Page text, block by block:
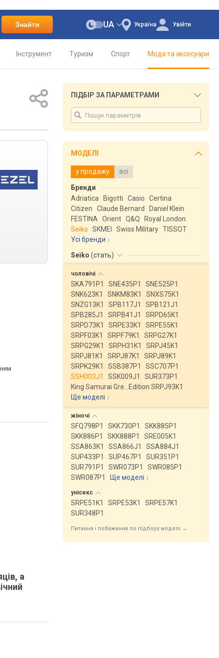
Знайти Україна
UA Увійти
Інструмент Туризм Спорт Мода та аксесуари
а
ПІДБІР ЗА ПАРАМЕТРАМИ
МОДЕЛІ
у продажу всі
Бренди
Adriatica
Bigotti Casio
Certina
Citizen
Claude Bernard
Daniel Klein
FESTINA
Orient Q&Q
Royal London
Seiko
SKMEI Swiss Military TISSOT
Усі бренди
Seiko (стать)
чоловічі
SKA791P1 SNE435P1
SNE525P1
SNK623K1
SNKM83K1
SNXS75K1
SNZG13K1
SPB117J1
SPB121J1
SPB285J1
SRPB41J1
SRPD65K1
SRPD73K1
SRPE33K1
SRPE55K1
SRPF03K1
SRPF79K1
SRPG27K1
SRPG29K1
SRPH31K1
SRPJ45K1
SRPJ81K1
SRPJ87K1
SRPJ89K1
SRPK29K1
SSB387P1
SSC707P1
SSH003J1
SSK009J1
SUR373P1
King Samurai Gre…Edition SRPJ93K1
Ще моделі ↓
жіночі
SFQ798P1 SKK730P1
SKK885P1
SKK886P1
SKK888P1
SRE005K1
SSA863K1
SSA866J1
SSA884J1
SUP433P1
SUP467P1
SUR351P1
SUR791P1
SWR073P1
SWR085P1
SWR087P1
Ще моделі ↓
унісекс
SRPE51K1 SRPE53K1
SRPE57K1
SUR348P1
Питання і побажання по підбору моделі →